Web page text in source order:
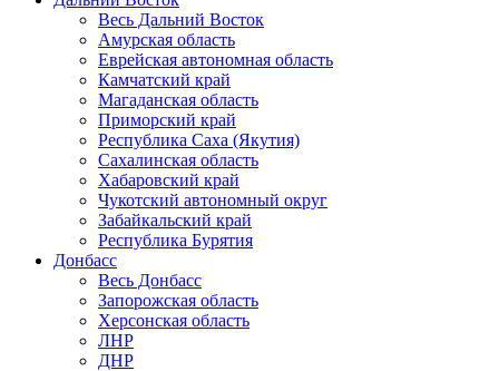
Весь Дальний Восток
Амурская область
Еврейская автономная область
Камчатский край
Магаданская область
Приморский край
Республика Саха (Якутия)
Сахалинская область
Хабаровский край
Чукотский автономный округ
Забайкальский край
Республика Бурятия
Донбасс
Весь Донбасс
Запорожская область
Херсонская область
ЛНР
ДНР